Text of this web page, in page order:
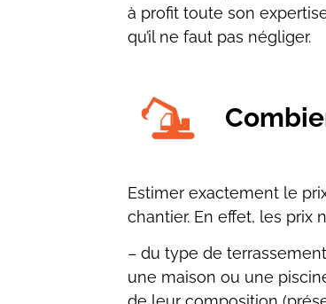
à profit toute son
qu’il ne faut pas négliger.
Estimer exactement le
chantier. En effet, les prix
– du type de
une maison ou une